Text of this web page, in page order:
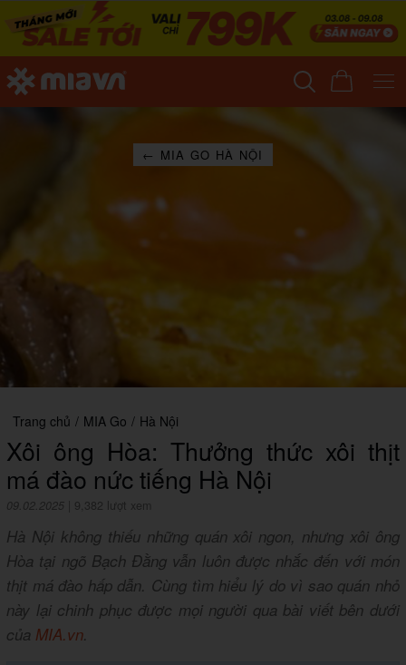
← MIA GO HÀ NỘI
Trang chủ / MIA Go / Hà Nội
Xôi ông Hòa: Thưởng thức xôi thịt
má đào nức tiếng Hà Nội
09.02.2025 9,382 lượt xem
Hà Nội không thiếu những quán xôi ngon, nhưng xôi ông
Hòa tại ngõ Bạch Đằng vẫn luôn được nhắc đến với món
thịt má đào hấp dẫn. Cùng tìm hiểu lý do vì sao quán nhỏ
này lại chinh phục được mọi người qua bài viết bên dưới
của MIA.vn.